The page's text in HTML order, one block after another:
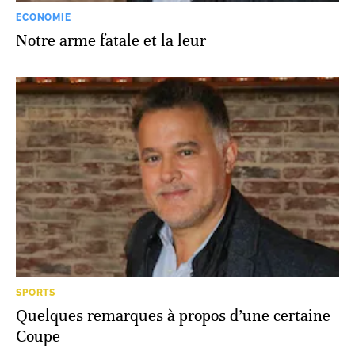
ECONOMIE
Notre arme fatale et la leur
SPORTS
Quelques remarques à propos d’une certaine
Coupe